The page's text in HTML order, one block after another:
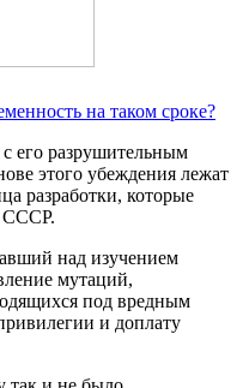
на таком сроке?
его разрушительным
этого убеждения лежат
разработки, которые
СССР.
над изучением
мутаций,
под вредным
и доплату